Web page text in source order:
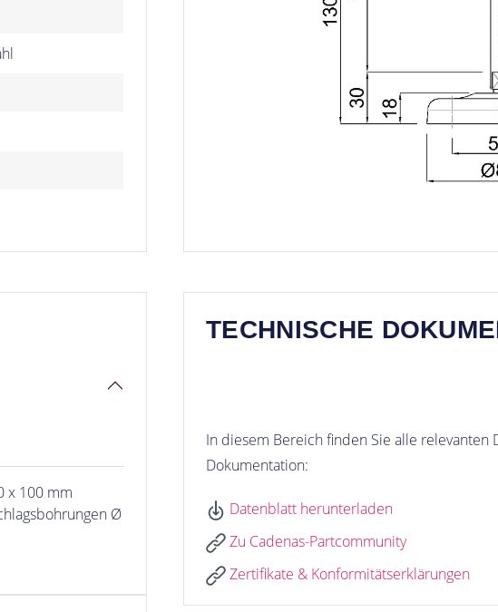
x 100 mm
Ø
TECHNISCHE
In diesem Bereich finden Sie alle relevanten
Dokumentation:
Datenblatt herunterladen
Zu Cadenas-Partcommunity
Zertifikate & Konformitätserklärungen